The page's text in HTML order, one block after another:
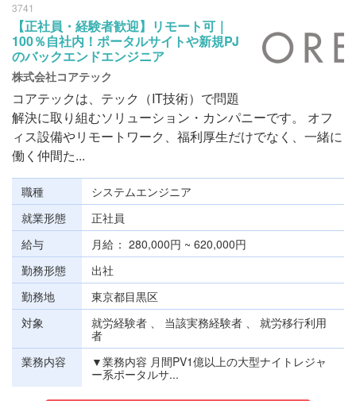
3741
【正社員・経験者歓迎】リモート可｜
100％自社内！ポータルサイトや新規PJ
のバックエンドエンジニア
株式会社コアテック
コアテックは、テック（IT技術）で問題
解決に取り組むソリューション・カンパニーです。 オフ
ィス設備やリモートワーク、福利厚生だけでなく、一緒に
働く仲間た...
職種
システムエンジニア
就業形態
正社員
給与
月給
280,000円 ~ 620,000円
勤務形態
出社
勤務地
東京都目黒区
対象
就労経験者 、 当該実務経験者 、 就労移行利用
者
業務内容
▼業務内容 月間PV1億以上の大型ナイトレジャ
ー系ポータルサ...